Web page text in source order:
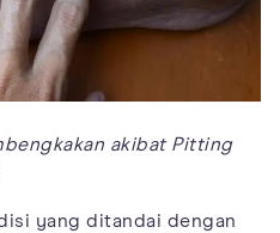
akibat Pitting
yang ditandai dengan